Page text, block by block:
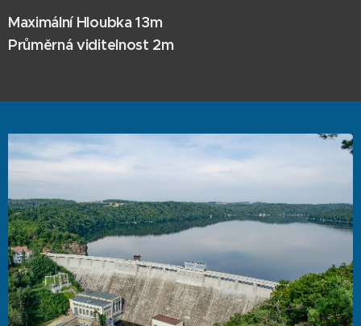
Maximální Hloubka 13m
Průměrná viditelnost 2m